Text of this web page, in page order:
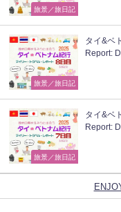
旅景／旅日記
旅景／旅日記
タイ&ベ
Report:
旅景／旅日記
タイ&ベ
Report: